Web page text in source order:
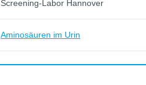
Screening-Labor Hannover
Aminosäuren im Urin